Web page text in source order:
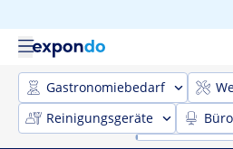
Gastronomiebedarf
Reinigungsgeräte
Büro